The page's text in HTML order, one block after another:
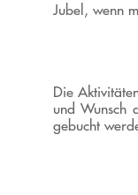
Jubel, wenn
Die
und Wunsch
gebucht